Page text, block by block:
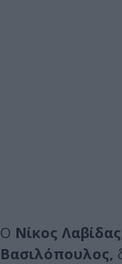
Ο Νίκος
Βασιλόπουλος,